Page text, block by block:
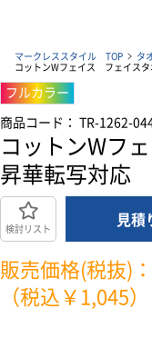
マークレススタイル TOP
タ
コットンWフェイス フェイス
フルカラー
商品コード： TR-1262-
コットンWフ
昇華転写対応
検討リスト
見積
販売価格(税抜)
（税込￥1,045）